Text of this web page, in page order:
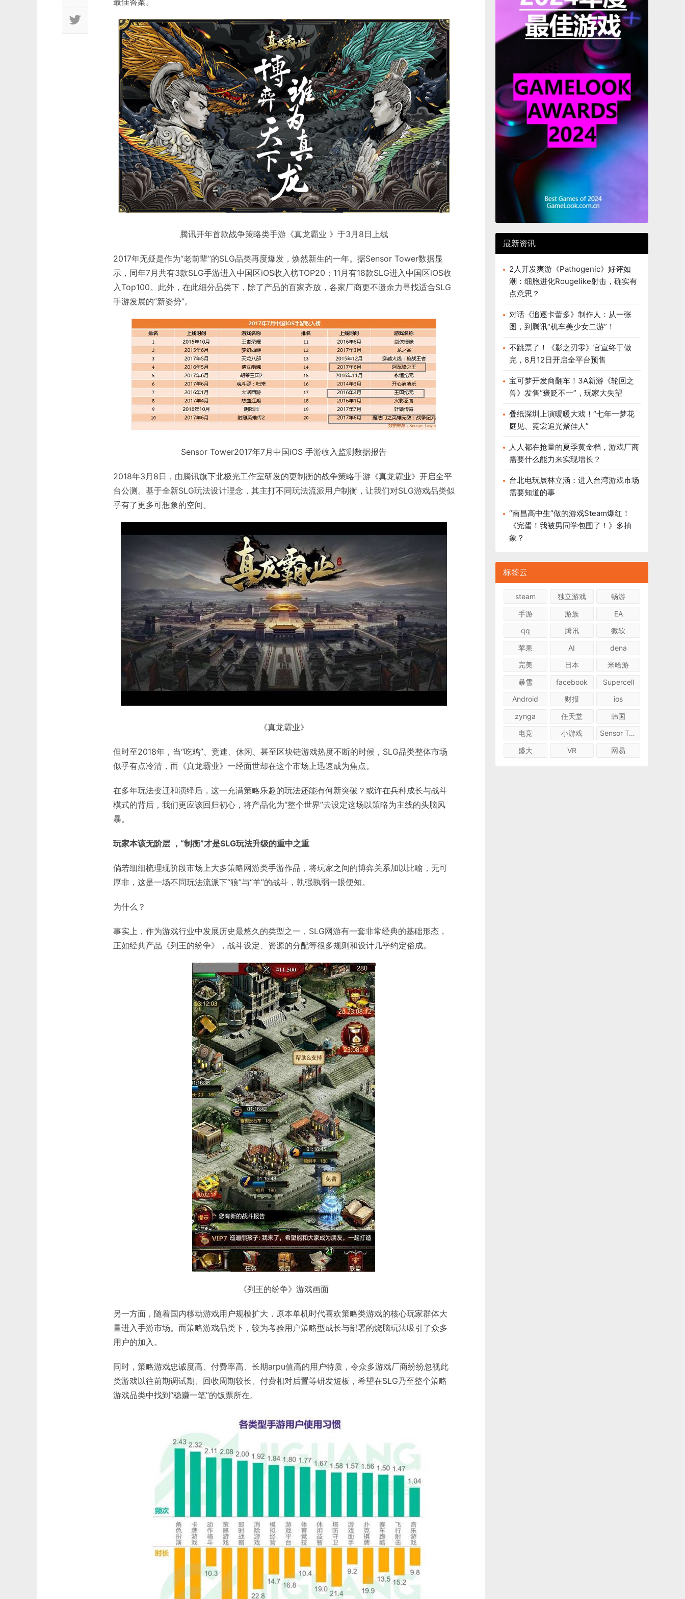
腾讯开年首款战争策略类手游《真龙霸业 》于3月8日上线
2017年无疑是作为“老前辈”的SLG品类再度爆发，焕然新生的一年。据Sensor Tower数据显
示，同年7月共有3款SLG手游进入中国区iOS收入榜TOP20；11月有18款SLG进入中国区iOS收
入Top100。此外，在此细分品类下，除了产品的百家齐放，各家厂商更不遗余力寻找适合SLG
手游发展的“新姿势”。
Sensor Tower2017年7月中国iOS 手游收入监测数据报告
2018年3月8日，由腾讯旗下北极光工作室研发的更制衡的战争策略手游《真龙霸业》开启全平
台公测。基于全新SLG玩法设计理念，其主打不同玩法流派用户制衡，让我们对SLG游戏品类似
乎有了更多可想象的空间。
《真龙霸业》
但时至2018年，当“吃鸡”、竞速、休闲、甚至区块链游戏热度不断的时候，SLG品类整体市场
似乎有点冷清，而《真龙霸业》一经面世却在这个市场上迅速成为焦点。
在多年玩法变迁和演绎后，这一充满策略乐趣的玩法还能有何新突破？或许在兵种成长与战斗
模式的背后，我们更应该回归初心，将产品化为“整个世界”去设定这场以策略为主线的头脑风
暴。
玩家本该无阶层 ，“制衡”才是SLG玩法升级的重中之重
倘若细细梳理现阶段市场上大多策略网游类手游作品，将玩家之间的博弈关系加以比喻，无可
厚非，这是一场不同玩法流派下“狼”与“羊”的战斗，孰强孰弱一眼便知。
为什么？
事实上，作为游戏行业中发展历史最悠久的类型之一，SLG网游有一套非常经典的基础形态，
正如经典产品《列王的纷争》，战斗设定、资源的分配等很多规则和设计几乎约定俗成。
《列王的纷争》游戏画面
另一方面，随着国内移动游戏用户规模扩大，原本单机时代喜欢策略类游戏的核心玩家群体大
量进入手游市场。而策略游戏品类下，较为考验用户策略型成长与部署的烧脑玩法吸引了众多
用户的加入。
同时，策略游戏忠诚度高、付费率高、长期arpu值高的用户特质，令众多游戏厂商纷纷忽视此
类游戏以往前期调试期、回收周期较长、付费相对后置等研发短板，希望在SLG乃至整个策略
游戏品类中找到“稳赚一笔”的饭票所在。
最新资讯
2人开发爽游《Pathogenic》好评如
潮：细胞进化Rougelike射击，确实有
点意思？
对话《追逐卡蕾多》制作人：从一张
图，到腾讯“机车美少女二游”！
不跳票了！《影之刃零》官宣终于做
完，8月12日开启全平台预售
宝可梦开发商翻车！3A新游《轮回之
兽》发售“褒贬不一”，玩家大失望
叠纸深圳上演暖暖大戏！“七年一梦花
庭见、霓裳追光聚佳人”
人人都在抢量的夏季黄金档，游戏厂商
需要什么能力来实现增长？
台北电玩展林立涵：进入台湾游戏市场
需要知道的事
“南昌高中生”做的游戏Steam爆红！
《完蛋！我被男同学包围了！》多抽
象？
标签云
steam 独立游戏
畅游
手游
游族
EA
qq
腾讯
微软
苹果
AI
dena
完美
日本
米哈游
暴雪
facebook
Supercell
Android
财报
ios
zynga
任天堂
韩国
电竞
小游戏
Sensor Tower
盛大
VR 网易